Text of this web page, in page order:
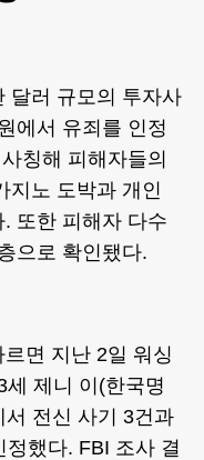
달러 규모의 투자사
에서 유죄를 인정
칭해 피해자들의
지노 도박과 개인
또한 피해자 다수
으로 확인됐다.
면 지난 2일 워싱
제니 이(한국명
전신 사기 3건과
했다. FBI 조사 결